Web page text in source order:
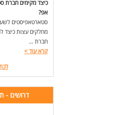
כיצד מקימים חברת
אפ?
סטארטאפיסטים
מחלקים עצות כיצד
חברת ...
קרא עוד>
דרושים -